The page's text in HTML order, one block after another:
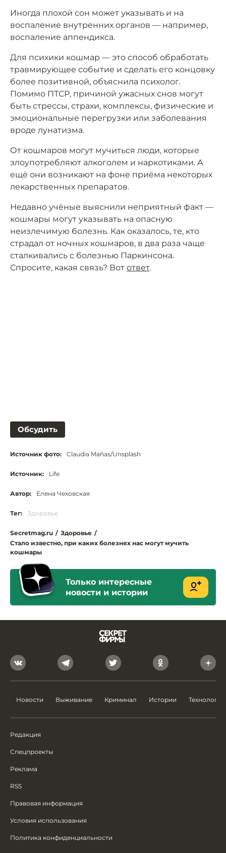
Иногда плохой сон может указывать и на
воспаление внутренних органов — например,
воспаление аппендикса.
Для психики кошмар — это способ обработать
травмирующее событие и сделать его концовку
более позитивной, объяснила психолог.
Помимо ПТСР, причиной ужасных снов могут
быть стрессы, страхи, комплексы, физические и
эмоциональные перегрузки или заболевания
вроде лунатизма.
От кошмаров могут мучиться люди, которые
злоупотребляют алкоголем и наркотиками. А
ещё они возникают на фоне приёма некоторых
лекарственных препаратов.
Недавно учёные выяснили неприятный факт —
кошмары могут указывать на опасную
неизлечимую болезнь. Как оказалось, те, кто
страдал от ночных кошмаров, в два раза чаще
сталкивались с болезнью Паркинсона.
Спросите, какая связь? Вот ответ.
Обсудить
Источник фото: Claudia Mañas/Unsplash
Источник: Life
Автор: Елена Чеховская
Тег: Здоровье
Secretmag.ru / Здоровье /
Стало известно, при каких болезнях нас могут мучить
кошмары
Только интересные
новости и истории
Новости Выживание Криминал Истории Технологии
Редакция
Спецпроекты
Реклама
RSS
Правовая информация
Условия использования
Политика конфиденциальности